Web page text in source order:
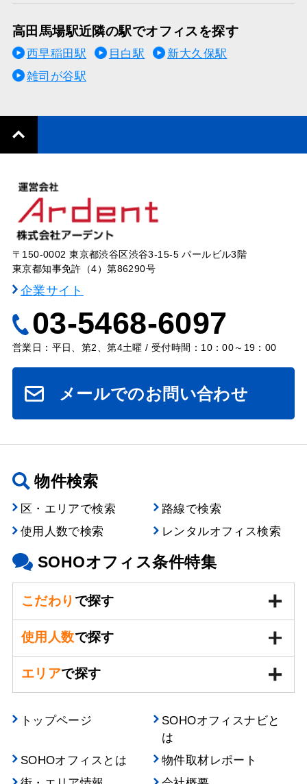
高田馬場駅近隣の駅でオフィスを探す
西早稲田駅 目白駅
新大久保駅
雑司が谷駅
〒150-0002 東京都渋谷区渋谷3-15-5 パールビル3階
東京都知事免許（4）第86290号
企業サイト
03-5468-6097
営業日：平日、第2、第4土曜 / 受付時間：10：00～19：00
メールでのお問い合わせ
物件検索
区・エリアで検索
路線で検索
使用人数で検索
レンタルオフィス検索
SOHOオフィス条件特集
こだわり で探す
使用人数で探す
エリアで探す
トップページ
SOHOオフィスナビと
は
SOHOオフィスとは
物件取材レポート